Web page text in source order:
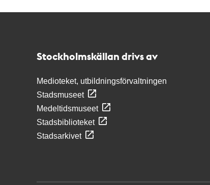
Stockholmskällan drivs av
Medioteket, utbildningsförvaltningen
Stadsmuseet
Medeltidsmuseet
Stadsbiblioteket
Stadsarkivet